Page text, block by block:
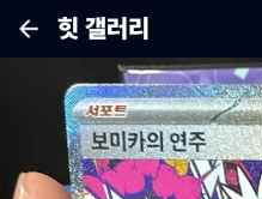
힛 갤러리